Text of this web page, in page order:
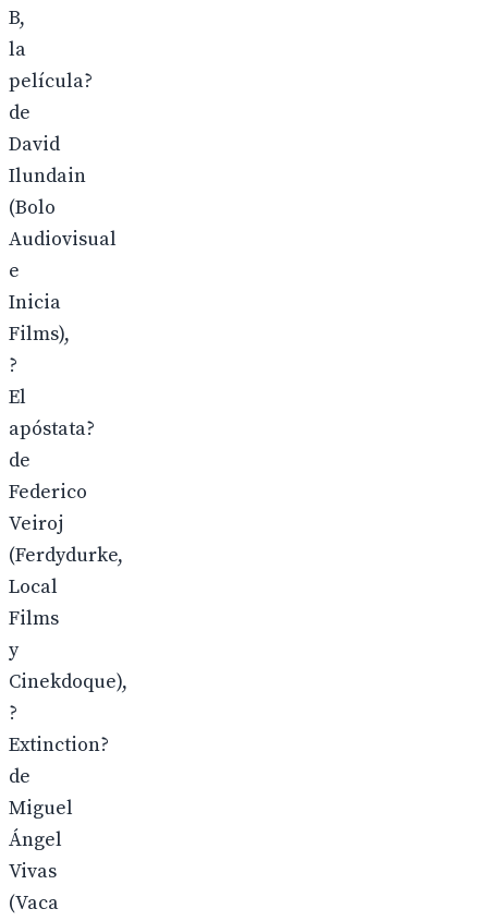
B,
la
película?
de
David
Ilundain
(Bolo
Audiovisual
e
Inicia
Films),
?
El
apóstata?
de
Federico
Veiroj
(Ferdydurke,
Local
Films
y
Cinekdoque),
?
Extinction?
de
Miguel
Ángel
Vivas
(Vaca